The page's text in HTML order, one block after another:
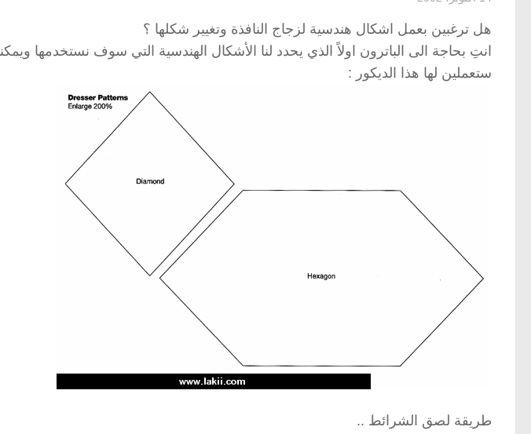
هل ترغبين بعمل اشكال هندسية لزجاج النافذة وتغيير شكلها ؟
انتِ بحاجة الى الباترون اولاً الذي يحدد لنا الأشكال الهندسية التي سوف نستخدمها
ستعملين لها هذا الديكور :
طريقة لصق الشرائط ..